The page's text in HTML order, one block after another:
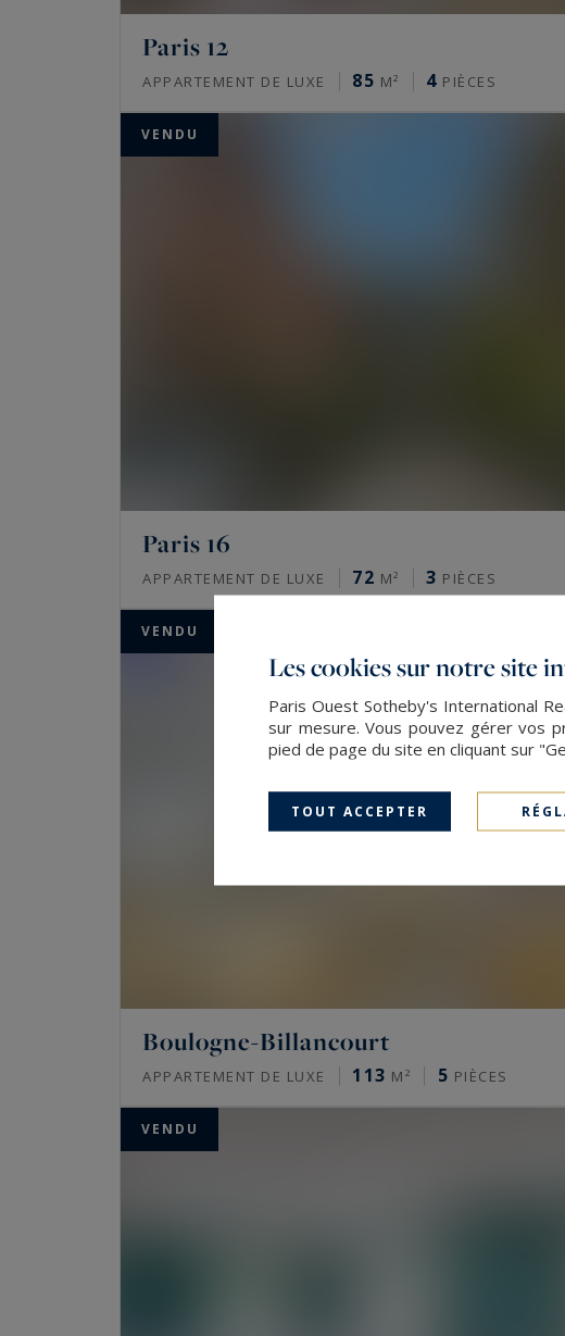
Paris 12
APPARTEMENT DE LUXE 85 M² 4 PIÈCES
VENDU
Paris 16
APPARTEMENT DE LUXE 72 M² 3 PIÈCES
VENDU
Boulogne-Billancourt
APPARTEMENT DE LUXE 113 M² 5 PIÈCES
VENDU
Les cookies sur notre site
Paris Ouest Sotheby's International
sur mesure. Vous pouvez gérer vos
pied de page du site en cliquant sur
TOUT ACCEPTER